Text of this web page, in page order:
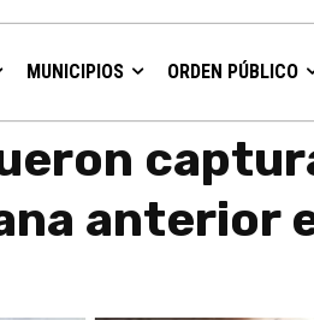
MUNICIPIOS ORDEN PÚBLICO
anterior